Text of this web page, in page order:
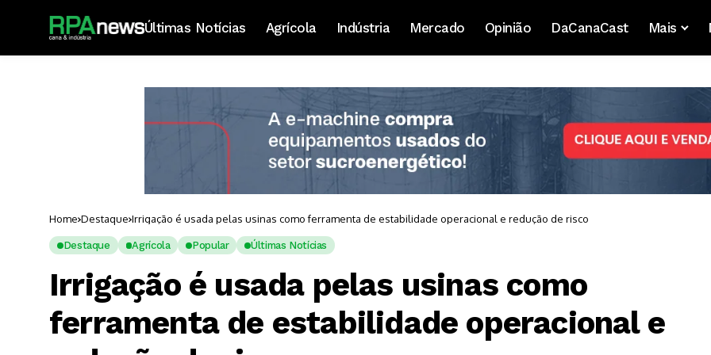
Últimas Notícias Agrícola Indústria Mercado Opinião DaCanaCast Mais
Home Destaque Irrigação é usada pelas usinas como ferramenta de estabilidade operacional e redução de risco
Destaque Agrícola Popular Últimas Notícias
Irrigação é usada pelas usinas como
ferramenta de estabilidade operacional e